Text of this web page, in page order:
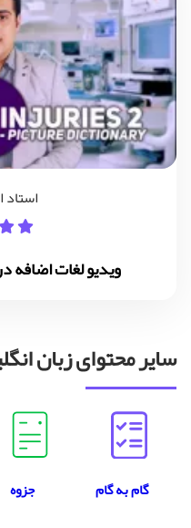
استاد
ویدیو لغات اضافه درس 6 زبان
سایر محتوای زبان
گام به گام جزوه